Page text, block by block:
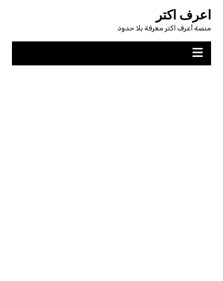
المحتوى
اعرف اكتر
منصة أعرف اكتر معرفة بلا حدود